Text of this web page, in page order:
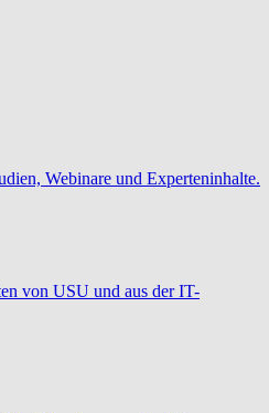
Webinare und Experteninhalte.
von USU und aus der IT-